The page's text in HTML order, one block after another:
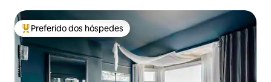
Entre os melhores preferidos dos hóspedes
Preferido dos hóspedes